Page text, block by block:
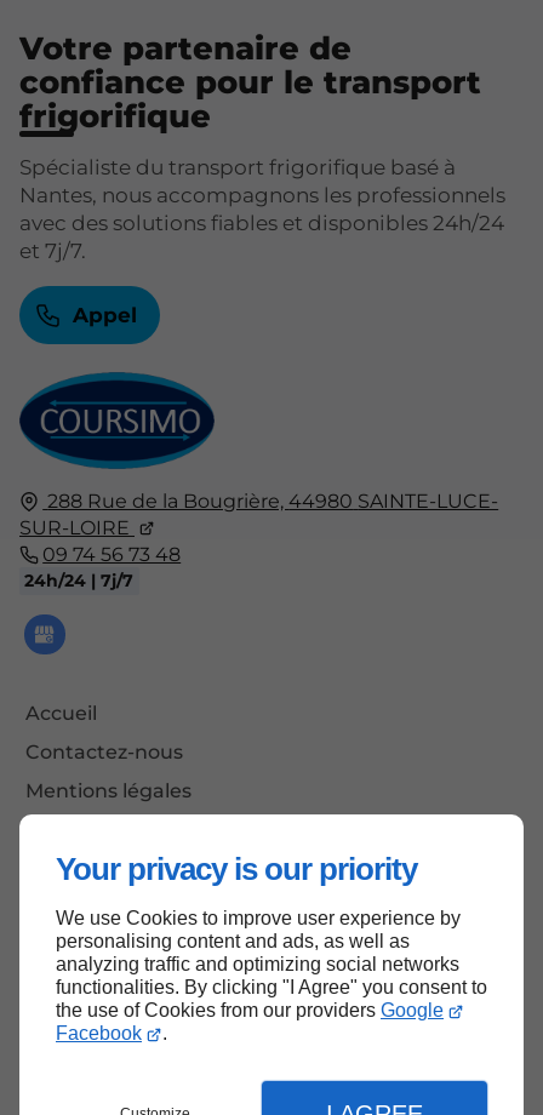
Your privacy is our priority
We use Cookies to improve user experience by
personalising content and ads, as well as
analyzing traffic and optimizing social networks
functionalities. By clicking "I Agree" you consent to
the use of Cookies from our providers Google
Facebook
.
288 Rue de la Bougrière,44980 SAINTE-LUCE-
SUR-LOIRE
09 74 56 73 48
24h/24 | 7j/7
Accueil
Contactez-nous
Mentions légales
Votre partenaire de
confiance pour le transport
frigorifique
Spécialiste du transport frigorifique basé à
Nantes, nous accompagnons les professionnels
avec des solutions fiables et disponibles 24h/24
et 7j/7.
Appel
Haut de page